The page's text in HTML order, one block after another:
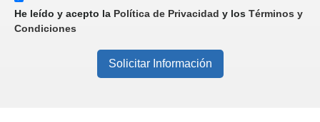
He leído y acepto la Política de Privacidad y los Términos y
Condiciones
Solicitar Información